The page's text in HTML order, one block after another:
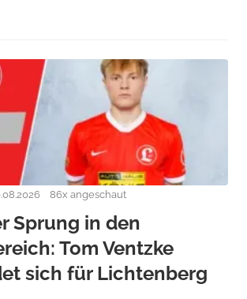
86x angeschaut
Sprung in den
Tom Ventzke
sich für Lichtenberg